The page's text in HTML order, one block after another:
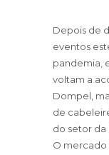
Depois de
eventos
pandemia,
voltam a
Dompel,
de
do setor da
O mercado